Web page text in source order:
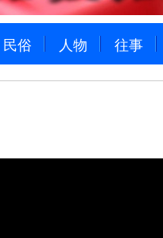
民俗 人物 往事